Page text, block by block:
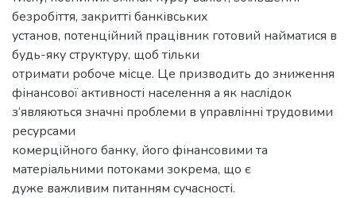
безробіття, закритті банківських
установ, потенційний працівник готовий найматися в
будь-яку структуру, щоб тільки
отримати робоче місце. Це призводить до зниження
фінансової активності населення а як наслідок
з‘являються значні проблеми в управлінні трудовими
ресурсами
комерційного банку, його фінансовими та
матеріальними потоками зокрема, що є
дуже важливим питанням сучасності.